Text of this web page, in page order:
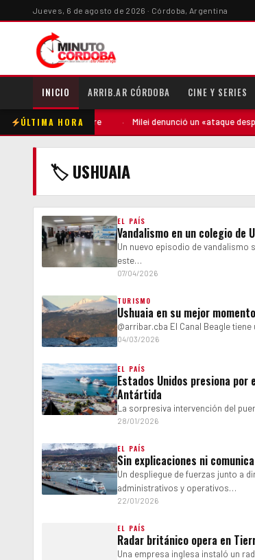
Jueves, 6 de agosto de 2026 · Córdoba, Argentina
INICIO ARRIB.AR CÓRDOBA CINE Y SERIES
ÚLTIMA HORA
contra la madre Milei denunció un «ataque
🏷 USHUAIA
EL PAÍS
Vandalismo en un colegio de
Un nuevo episodio de vandalismo
este…
07/04/2026
TURISMO
Ushuaia en su mejor
@arribar.cba El Canal Beagle
04/03/2026
EL PAÍS
Estados Unidos presiona
Antártida
La sorpresiva intervención del
28/01/2026
EL PAÍS
Sin explicaciones ni
Un despliegue de fuerzas junto a
administrativos y operativos…
22/01/2026
EL PAÍS
Radar británico opera en
Una empresa inglesa instaló un